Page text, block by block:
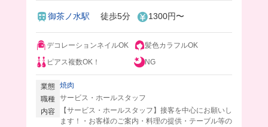
御茶ノ水駅 徒歩5分 1300円〜
デコレーションネイルOK
髪色カラフルOK
ピアス複数OK！
NG
業態 焼肉
職種 サービス・ホールスタッフ
内容
【サービス・ホールスタッフ】接客を中心にお願いし
ます！・お客様のご案内・料理の提供・テーブル等の